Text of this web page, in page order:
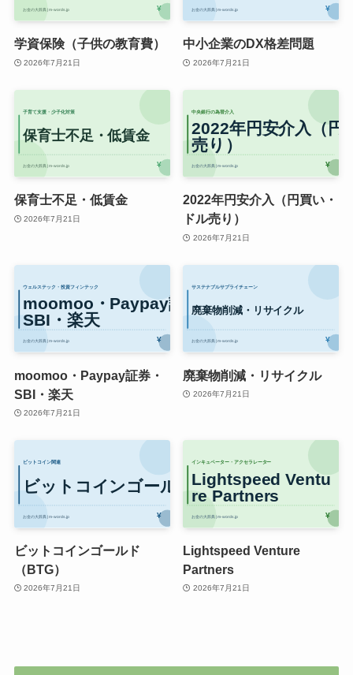
学資保険（子供の教育費）
2026年7月21日
中小企業のDX格差問題
2026年7月21日
保育士不足・低賃金
2026年7月21日
2022年円安介入（円買い・
ドル売り）
2026年7月21日
moomoo・Paypay証券・
SBI・楽天
2026年7月21日
廃棄物削減・リサイクル
2026年7月21日
ビットコインゴールド
（BTG）
2026年7月21日
Lightspeed Venture
Partners
2026年7月21日